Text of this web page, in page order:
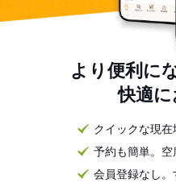
より便利に
快適に
クイックな現
予約も簡単。
会員登録なし